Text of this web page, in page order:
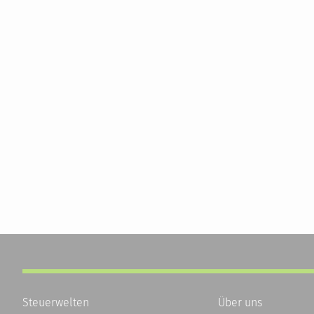
Steuerwelten
Über uns